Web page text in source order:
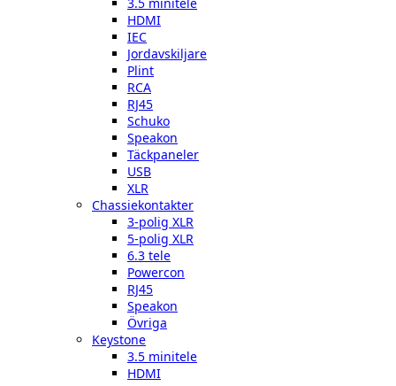
HDMI
IEC
Jordavskiljare
Plint
RCA
RJ45
Schuko
Speakon
Täckpaneler
USB
XLR
Chassiekontakter
3-polig XLR
5-polig XLR
6.3 tele
Powercon
RJ45
Speakon
Övriga
Keystone
3.5 minitele
HDMI